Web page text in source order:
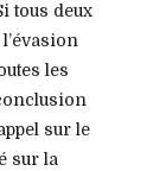
tous deux
les
sur le
sur la